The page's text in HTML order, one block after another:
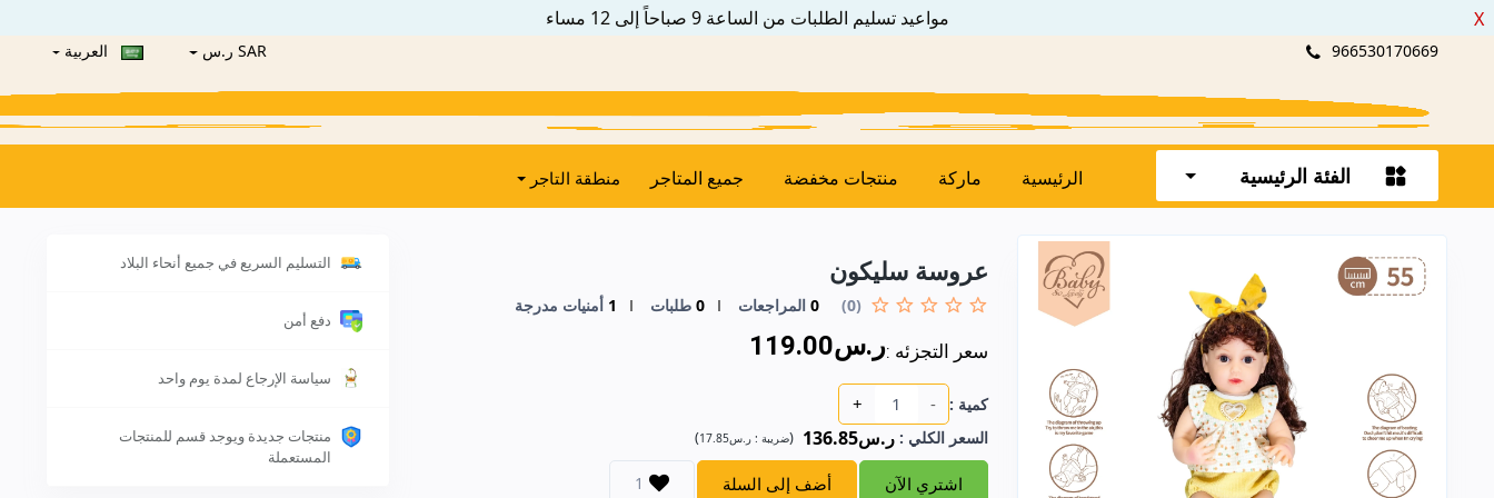
مواعيد تسليم الطلبات من الساعة 9 صباحاً إلى 12 مساء X
966530170669 SAR ر.س العربية
الفئة الرئيسية الرئيسية ماركة منتجات مخفضة جميع المتاجر منطقة التاجر
عروسة سليكون
(0)
0المراجعات 0طلبات 1 أمنيات مدرجة
سعر التجزئه :ر.س119.00
كمية : -
+
السعر الكلي : ر.س136.85 (ضريبة : ر.س17.85 )
اشتري الآن أضف إلى السلة 1
التسليم السريع في جميع أنحاء البلاد
دفع أمن
سياسة الإرجاع لمدة يوم واحد
منتجات جديدة ويوجد قسم للمنتجات
المستعملة